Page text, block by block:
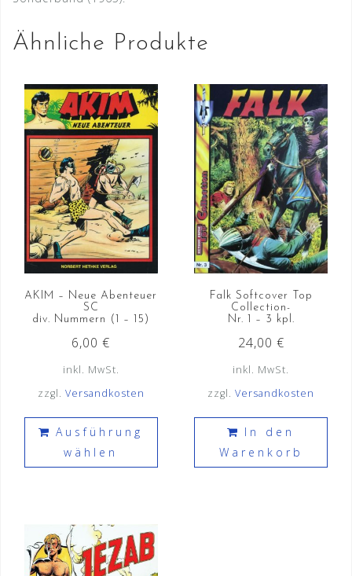
Ähnliche Produkte
AKIM – Neue Abenteuer
SC
div. Nummern (1 – 15)
6,00€
inkl. MwSt.
zzgl. Versandkosten
Ausführung
wählen
Dieses
Falk Softcover Top
Collection-
Nr. 1 – 3 kpl.
24,00 €
inkl. MwSt.
zzgl.Versandkosten
In den
Warenkorb